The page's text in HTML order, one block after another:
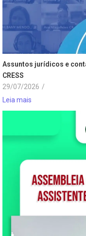
Assuntos jurídicos e
CRESS
29/07/2026 /
Leia mais